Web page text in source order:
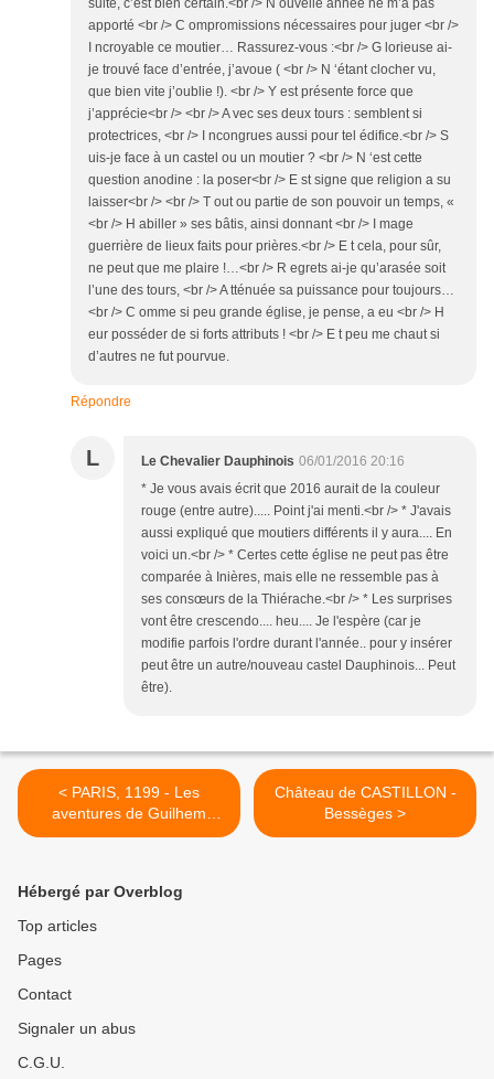
suite, c’est bien certain.<br /> N ouvelle année ne m’a pas
apporté <br /> C ompromissions nécessaires pour juger <br />
I ncroyable ce moutier… Rassurez-vous :<br /> G lorieuse ai-
je trouvé face d’entrée, j’avoue ( <br /> N ‘étant clocher vu,
que bien vite j’oublie !). <br /> Y est présente force que
j’apprécie<br /> <br /> A vec ses deux tours : semblent si
protectrices, <br /> I ncongrues aussi pour tel édifice.<br /> S
uis-je face à un castel ou un moutier ? <br /> N ‘est cette
question anodine : la poser<br /> E st signe que religion a su
laisser<br /> <br /> T out ou partie de son pouvoir un temps, «
<br /> H abiller » ses bâtis, ainsi donnant <br /> I mage
guerrière de lieux faits pour prières.<br /> E t cela, pour sûr,
ne peut que me plaire !…<br /> R egrets ai-je qu’arasée soit
l’une des tours, <br /> A tténuée sa puissance pour toujours…
<br /> C omme si peu grande église, je pense, a eu <br /> H
eur posséder de si forts attributs ! <br /> E t peu me chaut si
d’autres ne fut pourvue.
Répondre
L Le Chevalier Dauphinois 06/01/2016 20:16
* Je vous avais écrit que 2016 aurait de la couleur
rouge (entre autre)..... Point j'ai menti.<br /> * J'avais
aussi expliqué que moutiers différents il y aura.... En
voici un.<br /> * Certes cette église ne peut pas être
comparée à Inières, mais elle ne ressemble pas à
ses consœurs de la Thiérache.<br /> * Les surprises
vont être crescendo.... heu.... Je l'espère (car je
modifie parfois l'ordre durant l'année.. pour y insérer
peut être un autre/nouveau castel Dauphinois... Peut
être).
< PARIS, 1199 - Les
aventures de Guilhem
d'Ussel
Château de CASTILLON -
Bessèges >
Hébergé par Overblog
Top articles
Pages
Contact
Signaler un abus
C.G.U.